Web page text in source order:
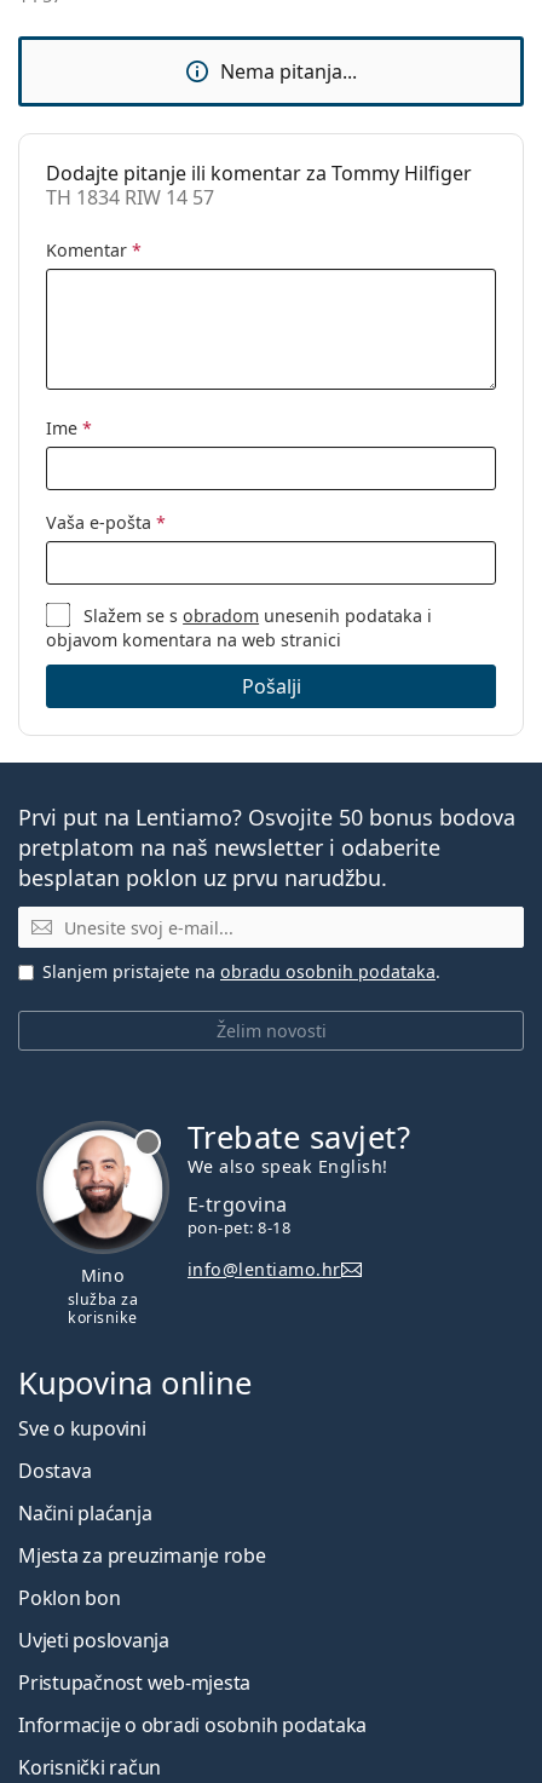
zglob:
Ne
Kutijica:
Da
Da
Ostalo
Marka:
Tommy Hilfiger
Kod:
Nema pitanja...
Dodajte pitanje ili komentar za Tommy Hilfiger
TH 1834 RIW 14 57
Komentar *
Ime *
Vaša e-pošta *
Slažem se sobradom unesenih podataka i
objavom komentara na web stranici
Pošalji
Prvi put na Lentiamo? Osvojite 50 bonus bodova
pretplatom na naš newsletter i odaberite
besplatan poklon uz prvu narudžbu.
E-mail
Želim novosti
Slanjem pristajete na obradu osobnih podataka.
Mino
služba za
korisnike
Trebate savjet?
We also speak English!
E-trgovina
pon-pet: 8-18
info@lentiamo.hr
Kupovina online
Sve o kupovini
Dostava
Načini plaćanja
Mjesta za preuzimanje robe
Poklon bon
Uvjeti poslovanja
Pristupačnost web-mjesta
Informacije o obradi osobnih podataka
Korisnički račun